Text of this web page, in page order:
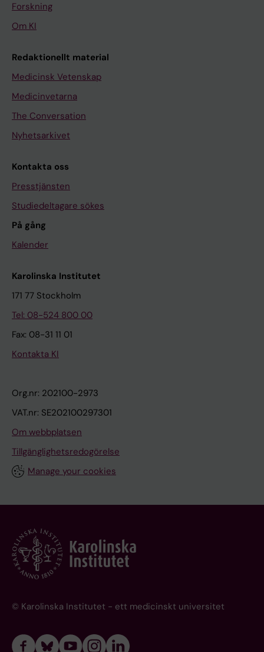
Forskning
Om KI
Redaktionellt material
Medicinsk Vetenskap
Medicinvetarna
The Conversation
Nyhetsarkivet
Kontakta oss
Presstjänsten
Studiedeltagare sökes
På gång
Kalender
Karolinska Institutet
171 77 Stockholm
Tel: 08-524 800 00
Fax: 08-31 11 01
Kontakta KI
Org.nr: 202100-2973
VAT.nr: SE202100297301
Om webbplatsen
Tillgänglighetsredogörelse
Manage your cookies
© Karolinska Institutet - ett medicinskt universitet